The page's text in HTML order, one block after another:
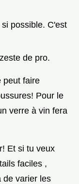
possible. C'est
de pro.
peut faire
Pour le
verre à vin fera
Et si tu veux
faciles ,
de varier les